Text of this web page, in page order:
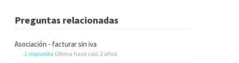
Preguntas relacionadas
Asociación - facturar sin iva
1 respuesta Última hace casi 2 años